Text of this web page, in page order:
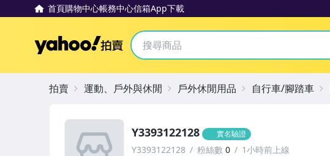
首頁購物中心帳務中心信箱App下載
Yahoo拍賣
Y3393122128 實名驗證
Y3393122128 粉絲數 0
1小時前上線
拍賣 運動、戶外與休閒 戶外休閒用品 自行車/腳踏車